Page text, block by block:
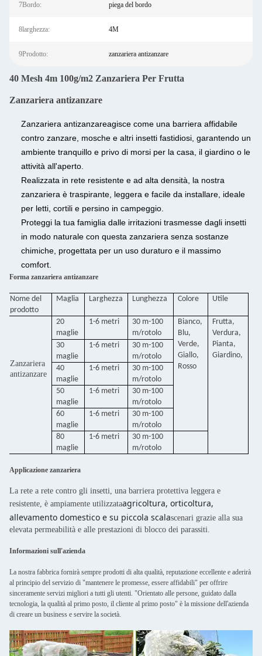
7Bordo: piega del bordo
8larghezza: 4M
9Prodotto: zanzariera antizanzare
40 Mesh 4m 100g/m2 Zanzariera Per Frutta
Zanzariera antizanzare
Zanzariera antizanzareagisce come una barriera affidabile
contro zanzare, mosche e altri insetti fastidiosi, garantendo un
ambiente tranquillo e privo di morsi per la casa, il giardino o le
attività all'aperto.
Realizzata in rete resistente e ad alta densità, la nostra
zanzariera è traspirante, leggera e facile da installare, ideale
per letti, cortili e persino in campeggio.
Proteggi la tua famiglia dalle irritazioni trasmesse dagli insetti
in modo naturale con questa zanzariera senza sostanze
chimiche, progettata per un uso duraturo e il massimo
comfort.
Forma zanzariera antizanzare
Nome del
prodotto
Maglia Larghezza Lunghezza Colore Utile
Zanzariera
antizanzare
20
maglie
1-6 metri
30 m-100
m/rotolo
Bianco,
Blu,
Verde,
Giallo,
Rosso
Frutta,
Verdura,
Pianta,
Giardino,
30
maglie
1-6 metri
30 m-100
m/rotolo
40
maglie
1-6 metri
30 m-100
m/rotolo
50
maglie
1-6 metri
30 m-100
m/rotolo
60
maglie
1-6 metri
30 m-100
m/rotolo
80
maglie
1-6 metri
30 m-100
m/rotolo
Applicazione zanzariera
La rete a rete contro gli insetti, una barriera protettiva leggera e
resistente, è ampiamente utilizzataagricoltura, orticoltura,
allevamento domestico e su piccola scalascenari grazie alla sua
elevata permeabilità e alle prestazioni di blocco dei parassiti.
Informazioni sull'azienda
La nostra fabbrica fornirà sempre prodotti di alta qualità, reputazione eccellente e aderirà
al principio del servizio di "mantenere le promesse, essere affidabili" per offrire
sinceramente servizi migliori a tutti gli utenti. "Orientato alle persone, guidato dalla
tecnologia, la qualità al primo posto, il cliente al primo posto" è la missione dell'azienda
di creare un business e servire la società.